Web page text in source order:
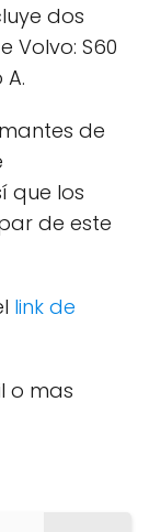
dos
Volvo: S60
de
que los
de este
link de
o mas